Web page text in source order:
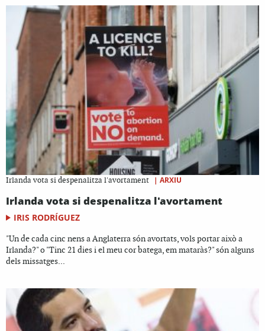
Irlanda vota si despenalitza l'avortament | ARXIU
Irlanda vota si despenalitza l'avortament
IRIS RODRÍGUEZ
"Un de cada cinc nens a Anglaterra són avortats, vols portar això a
Irlanda?" o "Tinc 21 dies i el meu cor batega, em mataràs?" són alguns
dels missatges...